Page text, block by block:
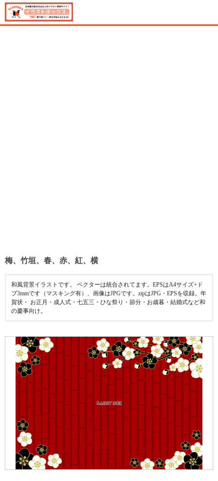
梅、竹垣、春、赤、紅、横
和風背景イラストです。 ベクターは統合されてます。EPSはA4サイズ+ド
ブ3mmです（マスキング有）、画像はJPGです。zipはJPG・EPSを収録。年
賀状・ お正月・成人式・七五三・ひな祭り・節分・お歳暮・結婚式など和
の慶事向け。